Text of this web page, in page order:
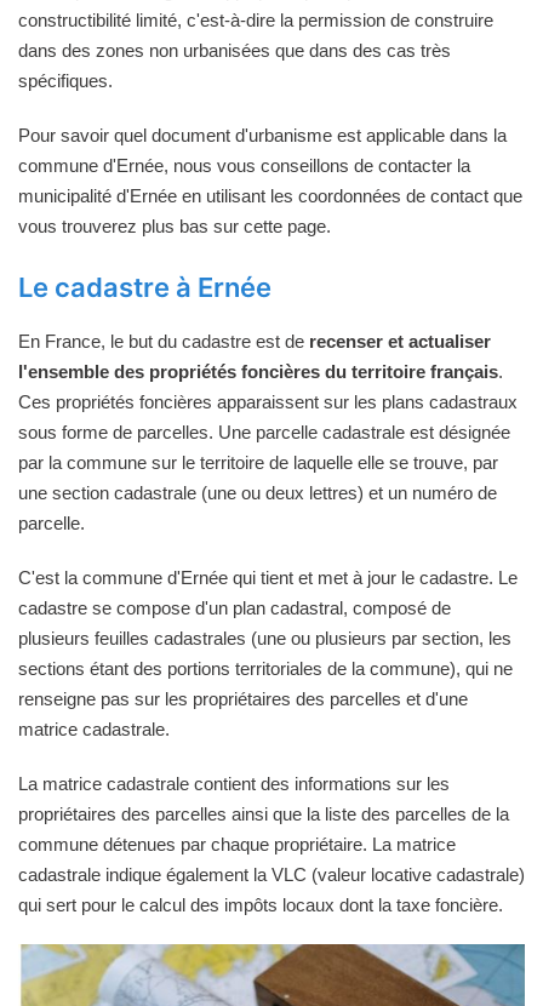
constructibilité limité, c'est-à-dire la permission de construire
dans des zones non urbanisées que dans des cas très
spécifiques.
Pour savoir quel document d'urbanisme est applicable dans la
commune d'Ernée, nous vous conseillons de contacter la
municipalité d'Ernée en utilisant les coordonnées de contact que
vous trouverez plus bas sur cette page.
Le cadastre à Ernée
En France, le but du cadastre est de recenser et actualiser
l'ensemble des propriétés foncières du territoire français.
Ces propriétés foncières apparaissent sur les plans cadastraux
sous forme de parcelles. Une parcelle cadastrale est désignée
par la commune sur le territoire de laquelle elle se trouve, par
une section cadastrale (une ou deux lettres) et un numéro de
parcelle.
C'est la commune d'Ernée qui tient et met à jour le cadastre. Le
cadastre se compose d'un plan cadastral, composé de
plusieurs feuilles cadastrales (une ou plusieurs par section, les
sections étant des portions territoriales de la commune), qui ne
renseigne pas sur les propriétaires des parcelles et d'une
matrice cadastrale.
La matrice cadastrale contient des informations sur les
propriétaires des parcelles ainsi que la liste des parcelles de la
commune détenues par chaque propriétaire. La matrice
cadastrale indique également la VLC (valeur locative cadastrale)
qui sert pour le calcul des impôts locaux dont la taxe foncière.